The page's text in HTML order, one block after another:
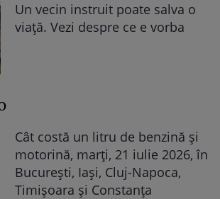
Un vecin instruit poate salva o
viață. Vezi despre ce e vorba
Cât costă un litru de benzină și
motorină, marți, 21 iulie 2026, în
București, Iași, Cluj-Napoca,
Timișoara și Constanța